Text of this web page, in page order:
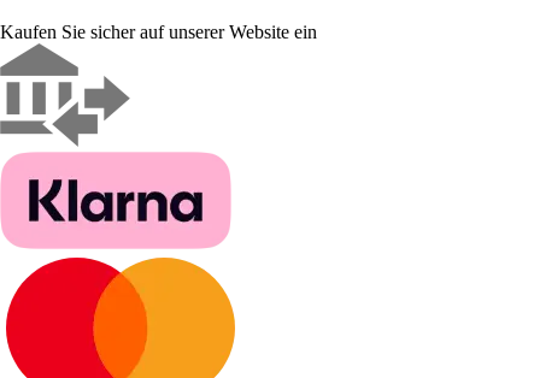
Kaufen Sie sicher auf unserer Website ein